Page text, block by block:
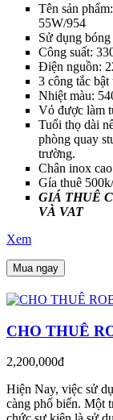
Tên sản
55W/954
Sử dụng
Công suất:
Điện nguồn:
3 công tắc bật
Nhiệt màu:
Vỏ được làm
Tuổi thọ dài
phòng quay
trường.
Chân inox
Gía thuê
GIÁ THUÊ
VÀ VAT
Xem
Mua ngay
CHO THUÊ
2,200,000đ
Hiện Nay, việc sử
càng phổ biến. Một